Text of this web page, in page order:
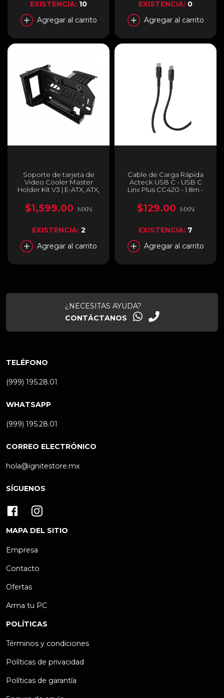
EXISTENCIA: 10
Agregar al carrito
EXISTENCIA: 0
Agregar al carrito
Soporte de tarjeta de
Video Cooler Master
Holder Kit V3 | E-ATX, ATX,
PCIe 4.0 x16 | Color Negro
| MCA-U000R-KFVK03
$1,599.00 MXN
EXISTENCIA: 2
Agregar al carrito
Cable de Carga Rápida
Acteck USB C - USB C
Linx Plus CC420 - 1.8m -
$129.00 MXN
EXISTENCIA: 7
Agregar al carrito
¿NECESITAS AYUDA?
CONTÁCTANOS
TELÉFONO
(999) 195.28.01
WHATSAPP
(999) 195.28.01
CORREO ELECTRÓNICO
hola@ignitestore.mx
SÍGUENOS
MAPA DEL SITIO
Empresa
Contacto
Ofertas
Arma tu PC
POLÍTICAS
Términos y condiciones
Políticas de privacidad
Políticas de garantía